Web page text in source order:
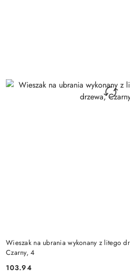
Wieszak na ubrania wykonany z litego
Czarny, 4
Cena:
103.94